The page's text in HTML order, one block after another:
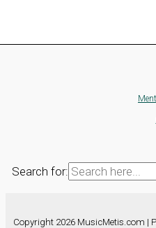
Search for:
Copyright 2026 MusicMetis.com |